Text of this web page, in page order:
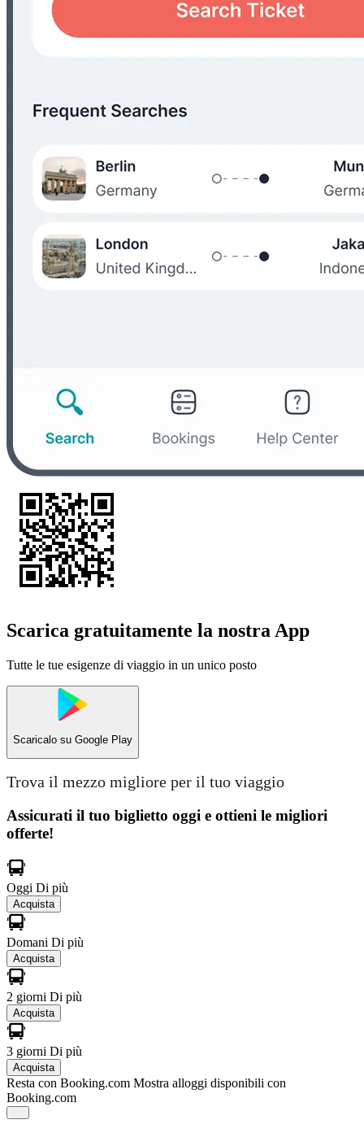
Scarica gratuitamente la nostra App
Tutte le tue esigenze di viaggio in un unico posto
Scaricalo su Google Play
Trova il mezzo migliore per il tuo viaggio
Assicurati il ​​tuo biglietto oggi e ottieni le migliori
offerte!
Oggi Di più
Acquista
Domani Di più
Acquista
2 giorni Di più
Acquista
3 giorni Di più
Acquista
Resta con Booking.com Mostra alloggi disponibili con
Booking.com